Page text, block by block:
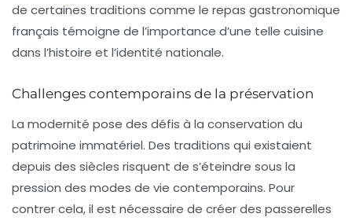
de certaines traditions comme le repas gastronomique
français témoigne de l’importance d’une telle cuisine
dans l’histoire et l’identité nationale.
Challenges contemporains de la préservation
La modernité pose des défis à la conservation du
patrimoine immatériel. Des traditions qui existaient
depuis des siècles risquent de s’éteindre sous la
pression des modes de vie contemporains. Pour
contrer cela, il est nécessaire de créer des passerelles